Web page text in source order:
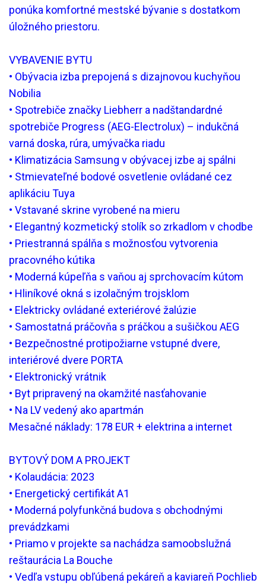
ponúka komfortné mestské bývanie s dostatkom
úložného priestoru.
VYBAVENIE BYTU
• Obývacia izba prepojená s dizajnovou kuchyňou
Nobilia
• Spotrebiče značky Liebherr a nadštandardné
spotrebiče Progress (AEG-Electrolux) – indukčná
varná doska, rúra, umývačka riadu
• Klimatizácia Samsung v obývacej izbe aj spálni
• Stmievateľné bodové osvetlenie ovládané cez
aplikáciu Tuya
• Vstavané skrine vyrobené na mieru
• Elegantný kozmetický stolík so zrkadlom v chodbe
• Priestranná spálňa s možnosťou vytvorenia
pracovného kútika
• Moderná kúpeľňa s vaňou aj sprchovacím kútom
• Hliníkové okná s izolačným trojsklom
• Elektricky ovládané exteriérové žalúzie
• Samostatná práčovňa s práčkou a sušičkou AEG
• Bezpečnostné protipožiarne vstupné dvere,
interiérové dvere PORTA
• Elektronický vrátnik
• Byt pripravený na okamžité nasťahovanie
• Na LV vedený ako apartmán
Mesačné náklady: 178 EUR + elektrina a internet
BYTOVÝ DOM A PROJEKT
• Kolaudácia: 2023
• Energetický certifikát A1
• Moderná polyfunkčná budova s obchodnými
prevádzkami
• Priamo v projekte sa nachádza samoobslužná
reštaurácia La Bouche
• Vedľa vstupu obľúbená pekáreň a kaviareň Pochlieb